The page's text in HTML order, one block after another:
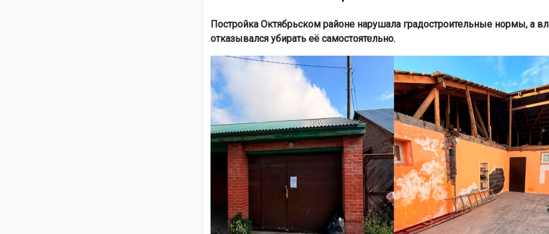
Постройка Октябрьском районе нарушала градостроительные нормы, а
отказывался убирать её самостоятельно.